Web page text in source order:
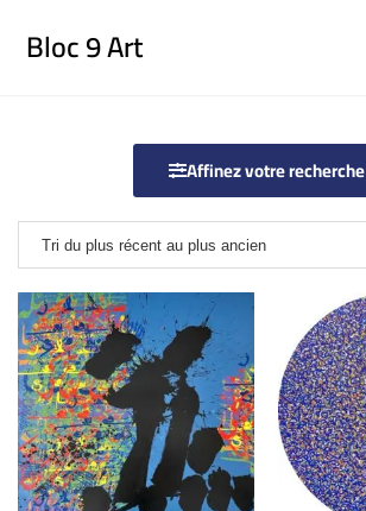
Bloc 9 Art
Affinez votre recherche